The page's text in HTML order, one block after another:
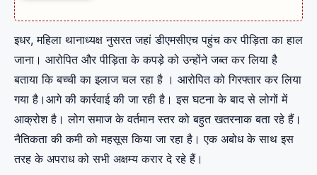
इधर, महिला थानाध्यक्ष नुसरत जहां डीएमसीएच पहुंच कर पीड़िता का हाल
जाना। आरोपित और पीड़िता के कपड़े को उन्होंने जब्त कर लिया है
बताया कि बच्ची का इलाज चल रहा है । आरोपित को गिरफ्तार कर लिया
गया है।आगे की कार्रवाई की जा रही है। इस घटना के बाद से लोगों में
आक्रोश है। लोग समाज के वर्तमान स्तर को बहुत खतरनाक बता रहे हैं।
नैतिकता की कमी को महसूस किया जा रहा है। एक अबोध के साथ इस
तरह के अपराध को सभी अक्षम्य करार दे रहे हैं।